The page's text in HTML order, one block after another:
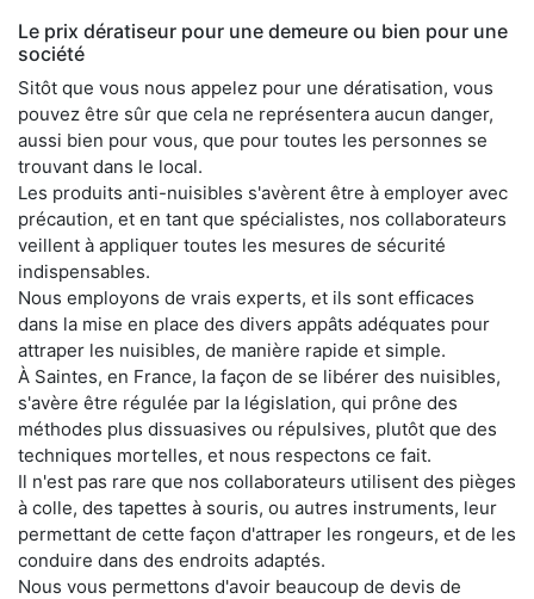
Le prix dératiseur pour une demeure ou bien pour une
société
Sitôt que vous nous appelez pour une dératisation, vous
pouvez être sûr que cela ne représentera aucun danger,
aussi bien pour vous, que pour toutes les personnes se
trouvant dans le local.
Les produits anti-nuisibles s'avèrent être à employer avec
précaution, et en tant que spécialistes, nos collaborateurs
veillent à appliquer toutes les mesures de sécurité
indispensables.
Nous employons de vrais experts, et ils sont efficaces
dans la mise en place des divers appâts adéquates pour
attraper les nuisibles, de manière rapide et simple.
À Saintes, en France, la façon de se libérer des nuisibles,
s'avère être régulée par la législation, qui prône des
méthodes plus dissuasives ou répulsives, plutôt que des
techniques mortelles, et nous respectons ce fait.
Il n'est pas rare que nos collaborateurs utilisent des pièges
à colle, des tapettes à souris, ou autres instruments, leur
permettant de cette façon d'attraper les rongeurs, et de les
conduire dans des endroits adaptés.
Nous vous permettons d'avoir beaucoup de devis de